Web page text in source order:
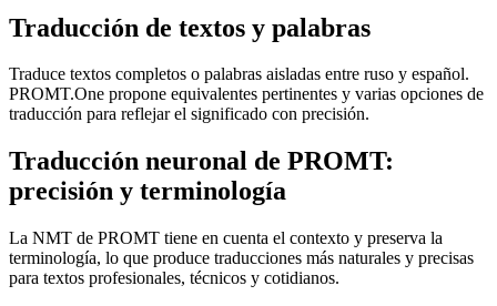
Traducción de textos y palabras
Traduce textos completos o palabras aisladas entre ruso y español.
PROMT.One propone equivalentes pertinentes y varias opciones de
traducción para reflejar el significado con precisión.
Traducción neuronal de PROMT:
precisión y terminología
La NMT de PROMT tiene en cuenta el contexto y preserva la
terminología, lo que produce traducciones más naturales y precisas
para textos profesionales, técnicos y cotidianos.